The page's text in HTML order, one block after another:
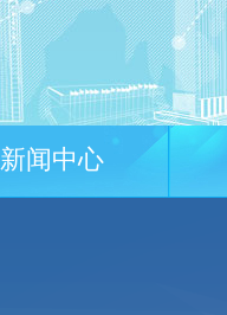
新闻中心